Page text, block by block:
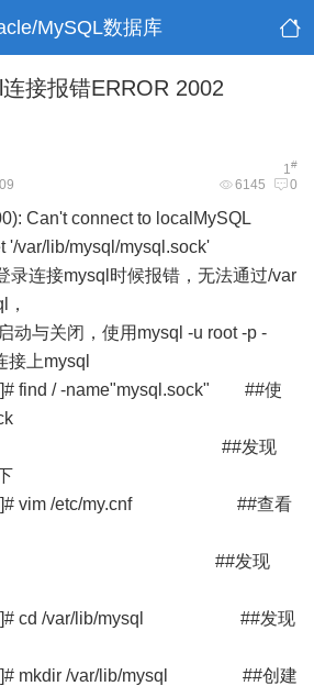
MySQL数据库
接报错ERROR 2002
1#
6145 0
Can't connect to localMySQL
'/var/lib/mysql/mysql.sock'
录连接mysql时候报错，无法通过/var
动与关闭，使用mysql -u root -p -
接上mysql
find / -name"mysql.sock" ##使
##发现
vim /etc/my.cnf ##查看
= ##发现
cd /var/lib/mysql ##发现
mkdir /var/lib/mysql ##创建